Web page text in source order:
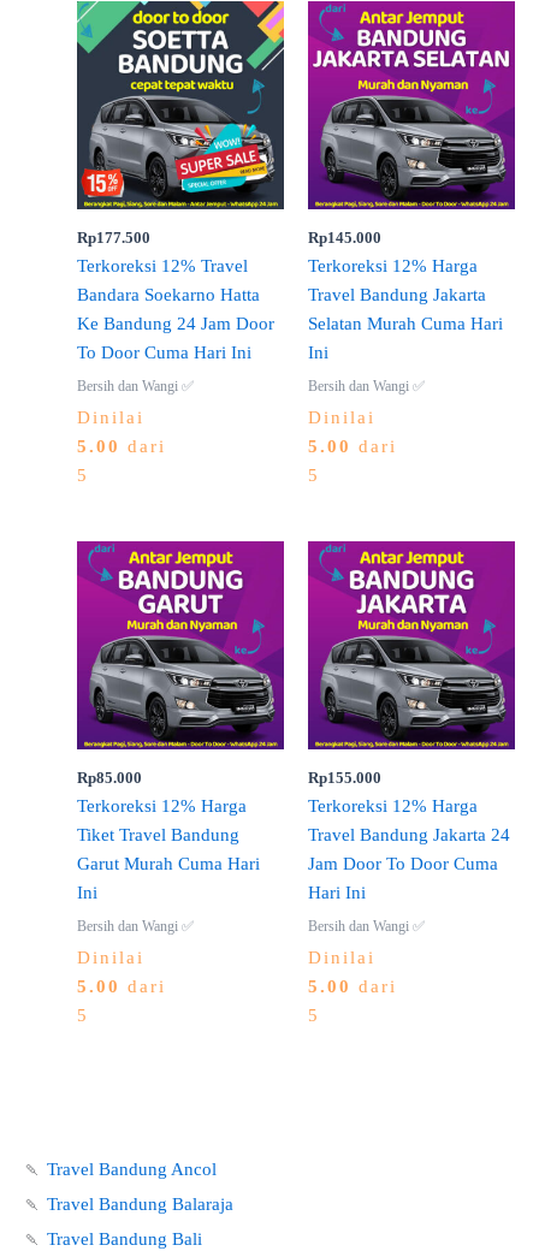
Rp177.500
Terkoreksi 12% Travel
Bandara Soekarno Hatta
Ke Bandung 24 Jam Door
To Door Cuma Hari Ini
Bersih dan Wangi ✅
Dinilai
5.00 dari
5
Rp145.000
Terkoreksi 12% Harga
Travel Bandung Jakarta
Selatan Murah Cuma Hari
Ini
Bersih dan Wangi ✅
Dinilai
5.00 dari
5
Rp85.000
Terkoreksi 12% Harga
Tiket Travel Bandung
Garut Murah Cuma Hari
Ini
Bersih dan Wangi ✅
Dinilai
5.00 dari
5
Rp155.000
Terkoreksi 12% Harga
Travel Bandung Jakarta 24
Jam Door To Door Cuma
Hari Ini
Bersih dan Wangi ✅
Dinilai
5.00 dari
5
🍡 Travel Bandung Ancol
🍡 Travel Bandung Balaraja
🍡 Travel Bandung Bali